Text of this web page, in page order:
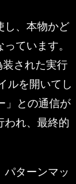
し、本物かど
ています。
された実行
ルを開いてし
」との通信が
われ、最終的
ターンマッ